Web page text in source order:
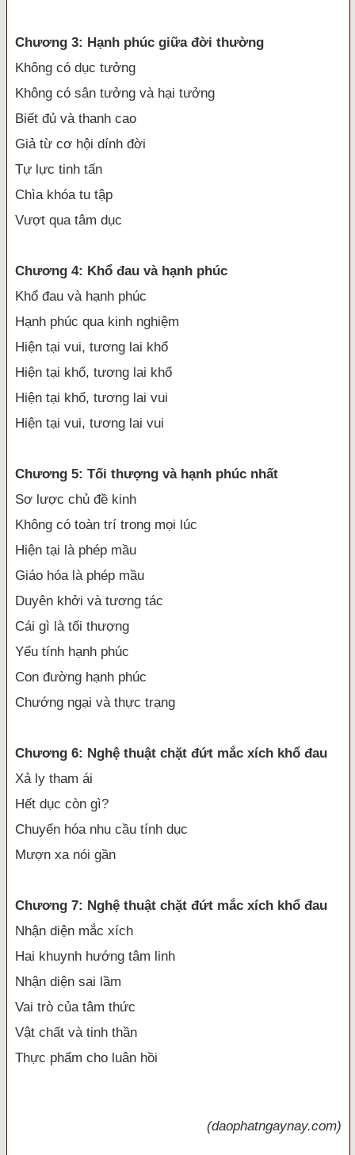
Chương 3: Hạnh phúc giữa đời thường
Không có dục tưởng
Không có sân tưởng và hại tưởng
Biết đủ và thanh cao
Giả từ cơ hội dính đời
Tự lực tinh tấn
Chìa khóa tu tập
Vượt qua tâm dục
Chương 4: Khổ đau và hạnh phúc
Khổ đau và hạnh phúc
Hạnh phúc qua kinh nghiệm
Hiện tại vui, tương lai khổ
Hiện tại khổ, tương lai khổ
Hiện tại khổ, tương lai vui
Hiện tại vui, tương lai vui
Chương 5: Tối thượng và hạnh phúc nhất
Sơ lược chủ đề kinh
Không có toàn trí trong mọi lúc
Hiện tại là phép mầu
Giáo hóa là phép mầu
Duyên khởi và tương tác
Cái gì là tối thượng
Yếu tính hạnh phúc
Con đường hạnh phúc
Chướng ngại và thực trạng
Chương 6: Nghệ thuật chặt đứt mắc xích khổ đau
Xả ly tham ái
Hết dục còn gì?
Chuyển hóa nhu cầu tính dục
Mượn xa nói gần
Chương 7: Nghệ thuật chặt đứt mắc xích khổ đau
Nhận diện mắc xích
Hai khuynh hướng tâm linh
Nhận diện sai lầm
Vai trò của tâm thức
Vật chất và tinh thần
Thực phẩm cho luân hồi
(daophatngaynay.com)